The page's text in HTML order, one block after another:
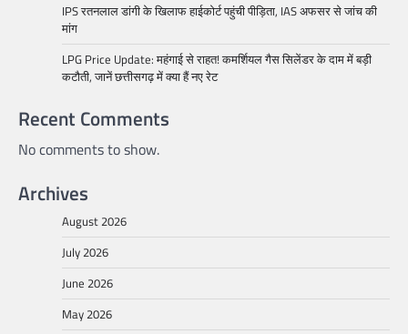
IPS रतनलाल डांगी के खिलाफ हाईकोर्ट पहुंची पीड़िता, IAS अफसर से जांच की
मांग
LPG Price Update: महंगाई से राहत! कमर्शियल गैस सिलेंडर के दाम में बड़ी
कटौती, जानें छत्तीसगढ़ में क्या हैं नए रेट
Recent Comments
No comments to show.
Archives
August 2026
July 2026
June 2026
May 2026